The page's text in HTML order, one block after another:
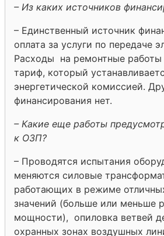
– Из каких источников
– Единственный источник
оплата за услуги по передаче
Расходы на ремонтные
тариф, который
энергетической комиссией.
финансирования нет.
– Какие еще работы
к ОЗП?
– Проводятся испытания
меняются силовые
работающих в режиме
значений (больше или меньше
мощности), опиловка ветвей
охранных зонах воздушных